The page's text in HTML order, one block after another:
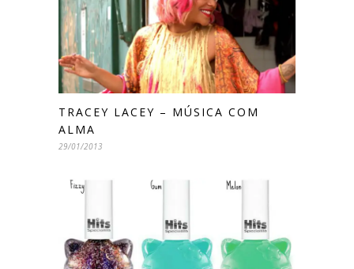
TRACEY LACEY – MÚSICA COM
ALMA
29/01/2013